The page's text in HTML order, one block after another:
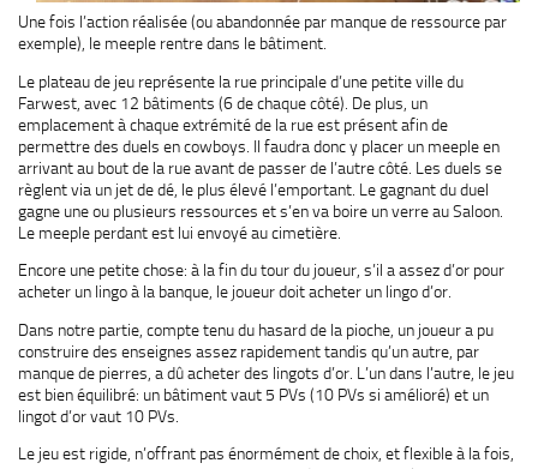
Une fois l’action réalisée (ou abandonnée par manque de ressource par
exemple), le meeple rentre dans le bâtiment.
Le plateau de jeu représente la rue principale d’une petite ville du
Farwest, avec 12 bâtiments (6 de chaque côté). De plus, un
emplacement à chaque extrémité de la rue est présent afin de
permettre des duels en cowboys. Il faudra donc y placer un meeple en
arrivant au bout de la rue avant de passer de l’autre côté. Les duels se
règlent via un jet de dé, le plus élevé l’emportant. Le gagnant du duel
gagne une ou plusieurs ressources et s’en va boire un verre au Saloon.
Le meeple perdant est lui envoyé au cimetière.
Encore une petite chose: à la fin du tour du joueur, s’il a assez d’or pour
acheter un lingo à la banque, le joueur doit acheter un lingo d’or.
Dans notre partie, compte tenu du hasard de la pioche, un joueur a pu
construire des enseignes assez rapidement tandis qu’un autre, par
manque de pierres, a dû acheter des lingots d’or. L’un dans l’autre, le jeu
est bien équilibré: un bâtiment vaut 5 PVs (10 PVs si amélioré) et un
lingot d’or vaut 10 PVs.
Le jeu est rigide, n’offrant pas énormément de choix, et flexible à la fois,